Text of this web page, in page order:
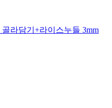
라담기+라이스누들 3mm